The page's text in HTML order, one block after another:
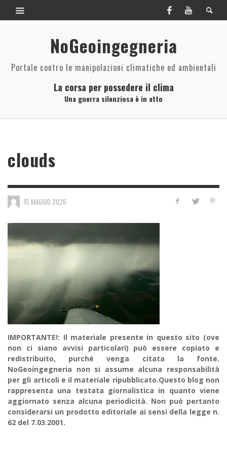
NoGeoingegneria
Portale contro le manipolazioni climatiche ed ambientali
La corsa per possedere il clima
Una guerra silenziosa è in atto
clouds
15 MAGGIO 2026
IMPORTANTE!: Il materiale presente in questo sito (ove
non ci siano avvisi particolari) può essere copiato e
redistribuito, purché venga citata la fonte.
NoGeoingegneria non si assume alcuna responsabilità
per gli articoli e il materiale ripubblicato.Questo blog non
rappresenta una testata giornalistica in quanto viene
aggiornato senza alcuna periodicità. Non può pertanto
considerarsi un prodotto editoriale ai sensi della legge n.
62 del 7.03.2001.